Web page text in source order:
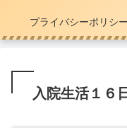
プライバシーポリシー
入院生活１６